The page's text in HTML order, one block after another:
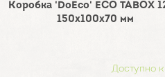
Коробка 'DoEco' ECO TABOX
150х100х70 мм
Доступно к